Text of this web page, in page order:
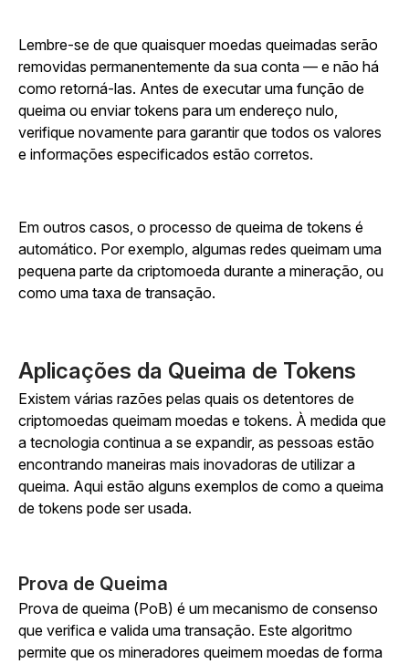
Lembre-se de que quaisquer moedas queimadas serão
removidas permanentemente da sua conta — e não há
como retorná-las. Antes de executar uma função de
queima ou enviar tokens para um endereço nulo,
verifique novamente para garantir que todos os valores
e informações especificados estão corretos.
Em outros casos, o processo de queima de tokens é
automático. Por exemplo, algumas redes queimam uma
pequena parte da criptomoeda durante a mineração, ou
como uma taxa de transação.
Aplicações da Queima de Tokens
Existem várias razões pelas quais os detentores de
criptomoedas queimam moedas e tokens. À medida que
a tecnologia continua a se expandir, as pessoas estão
encontrando maneiras mais inovadoras de utilizar a
queima. Aqui estão alguns exemplos de como a queima
de tokens pode ser usada.
Prova de Queima
Prova de queima (PoB) é um mecanismo de consenso
que verifica e valida uma transação. Este algoritmo
permite que os mineradores queimem moedas de forma